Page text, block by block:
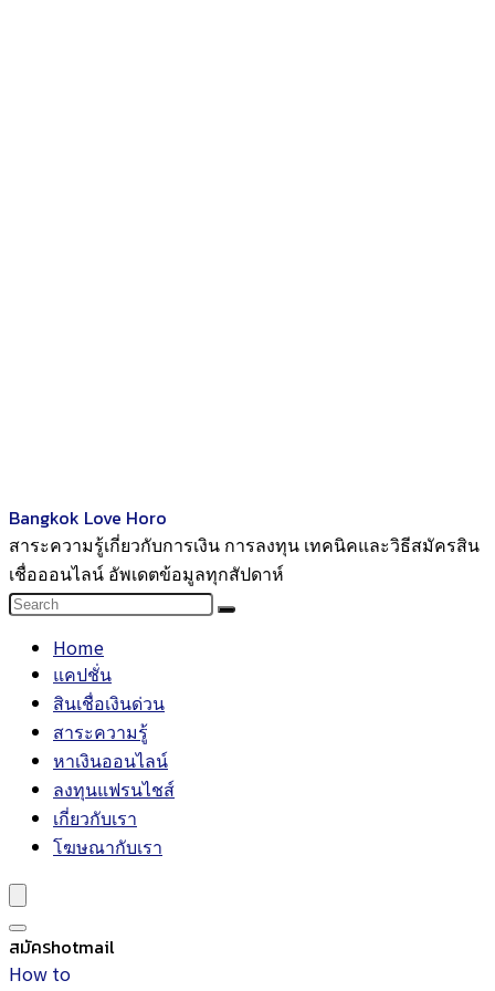
Bangkok Love Horo
สาระความรู้เกี่ยวกับการเงิน การลงทุน เทคนิคและวิธีสมัครสิน
เชื่อออนไลน์ อัพเดตข้อมูลทุกสัปดาห์
Home
แคปชั่น
สินเชื่อเงินด่วน
สาระความรู้
หาเงินออนไลน์
ลงทุนแฟรนไชส์
เกี่ยวกับเรา
โฆษณากับเรา
สมัครhotmail
How to